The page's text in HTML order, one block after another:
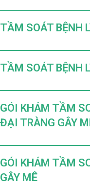
TẦM SOÁT BỆNH
TẦM SOÁT BỆNH
GÓI KHÁM TẦM
ĐẠI TRÀNG GÂY
GÓI KHÁM TẦM
GÂY MÊ